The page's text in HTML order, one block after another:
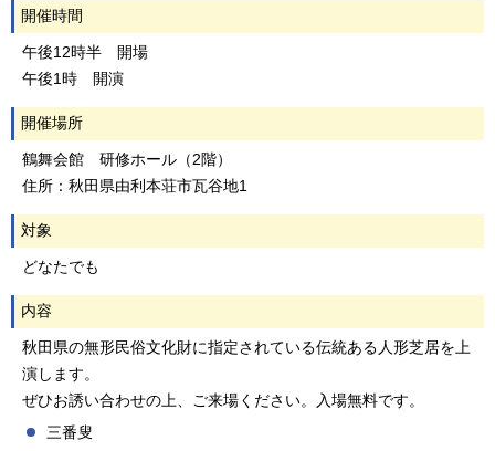
開催時間
午後12時半 開場
午後1時 開演
開催場所
鶴舞会館 研修ホール（2階）
住所：秋田県由利本荘市瓦谷地1
対象
どなたでも
内容
秋田県の無形民俗文化財に指定されている伝統ある人形芝居を上
演します。
ぜひお誘い合わせの上、ご来場ください。入場無料です。
三番叟